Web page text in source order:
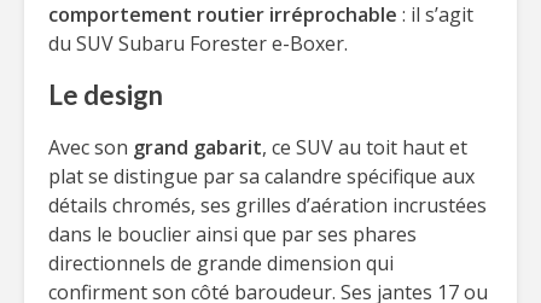
comportement routier irréprochable : il s’agit
du SUV Subaru Forester e-Boxer.
Le design
Avec son grand gabarit, ce SUV au toit haut et
plat se distingue par sa calandre spécifique aux
détails chromés, ses grilles d’aération incrustées
dans le bouclier ainsi que par ses phares
directionnels de grande dimension qui
confirment son côté baroudeur. Ses jantes 17 ou